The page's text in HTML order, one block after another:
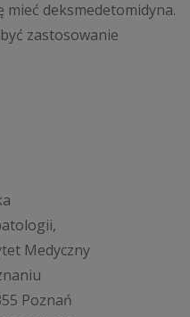
mieć deksmedetomidyna.
zastosowanie
Medyczny
Poznań